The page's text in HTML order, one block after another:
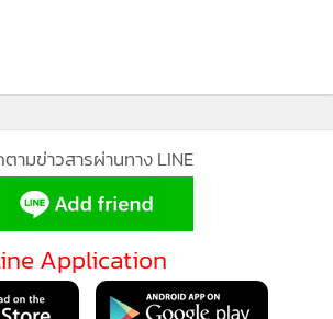
ามข่าวสารผ่านทาง LINE
Application